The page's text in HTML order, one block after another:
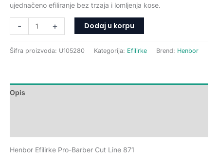
ujednačeno efiliranje bez trzaja i lomljenja kose.
- + Dodaj u korpu
Šifra proizvoda: U105280 Kategorija: Efilirke Brend: Henbor
Opis
Henbor Efilirke Pro-Barber Cut Line 871